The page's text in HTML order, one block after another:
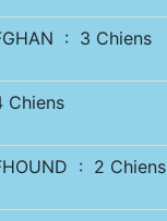
: 3 Chiens
Chiens
: 2 Chiens